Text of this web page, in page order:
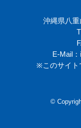
沖縄県八
E-Mail
※このサイト
©